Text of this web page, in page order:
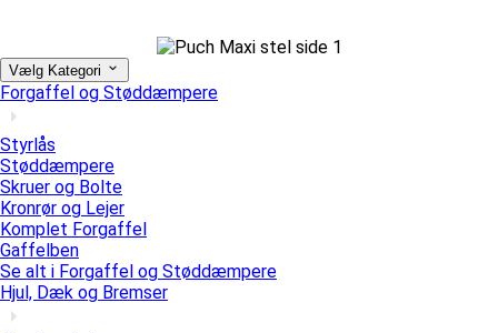
Vælg Kategori
Forgaffel og Støddæmpere
Styrlås
Støddæmpere
Skruer og Bolte
Kronrør og Lejer
Komplet Forgaffel
Gaffelben
Se alt i Forgaffel og Støddæmpere
Hjul, Dæk og Bremser